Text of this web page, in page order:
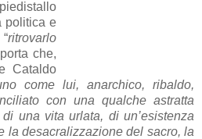
politica e
ritrovarlo
che,
Cataldo
come lui, anarchico, ribaldo,
con una qualche astratta
una vita urlata, di un’esistenza
la desacralizzazione del sacro, la